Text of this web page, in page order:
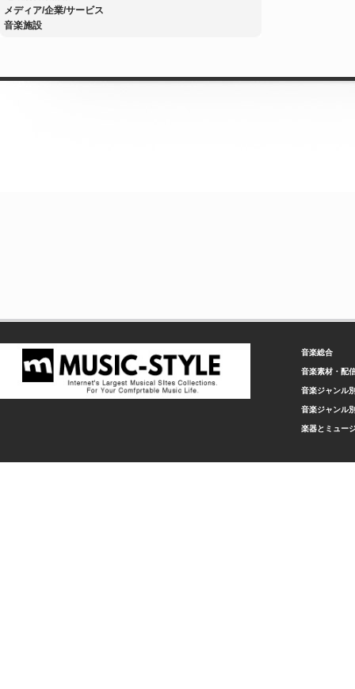
メディア/企業/サービス
音楽施設
音楽総合
音楽素材・配
音楽ジャンル
音楽ジャンル
楽器とミュー